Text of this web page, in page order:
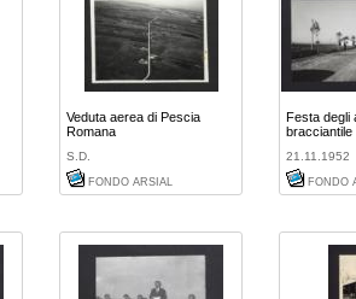
Veduta aerea di Pescia
Romana
S.D.
FONDO ARSIAL
Festa degli
bracciantile
21.11.1952
FONDO